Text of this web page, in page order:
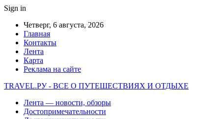
Sign in
Четверг, 6 августа, 2026
Главная
Контакты
Лента
Карта
Реклама на сайте
TRAVEL.РУ - ВСЕ О ПУТЕШЕСТВИЯХ И ОТДЫХЕ
Лента — новости, обзоры
Достопримечательности